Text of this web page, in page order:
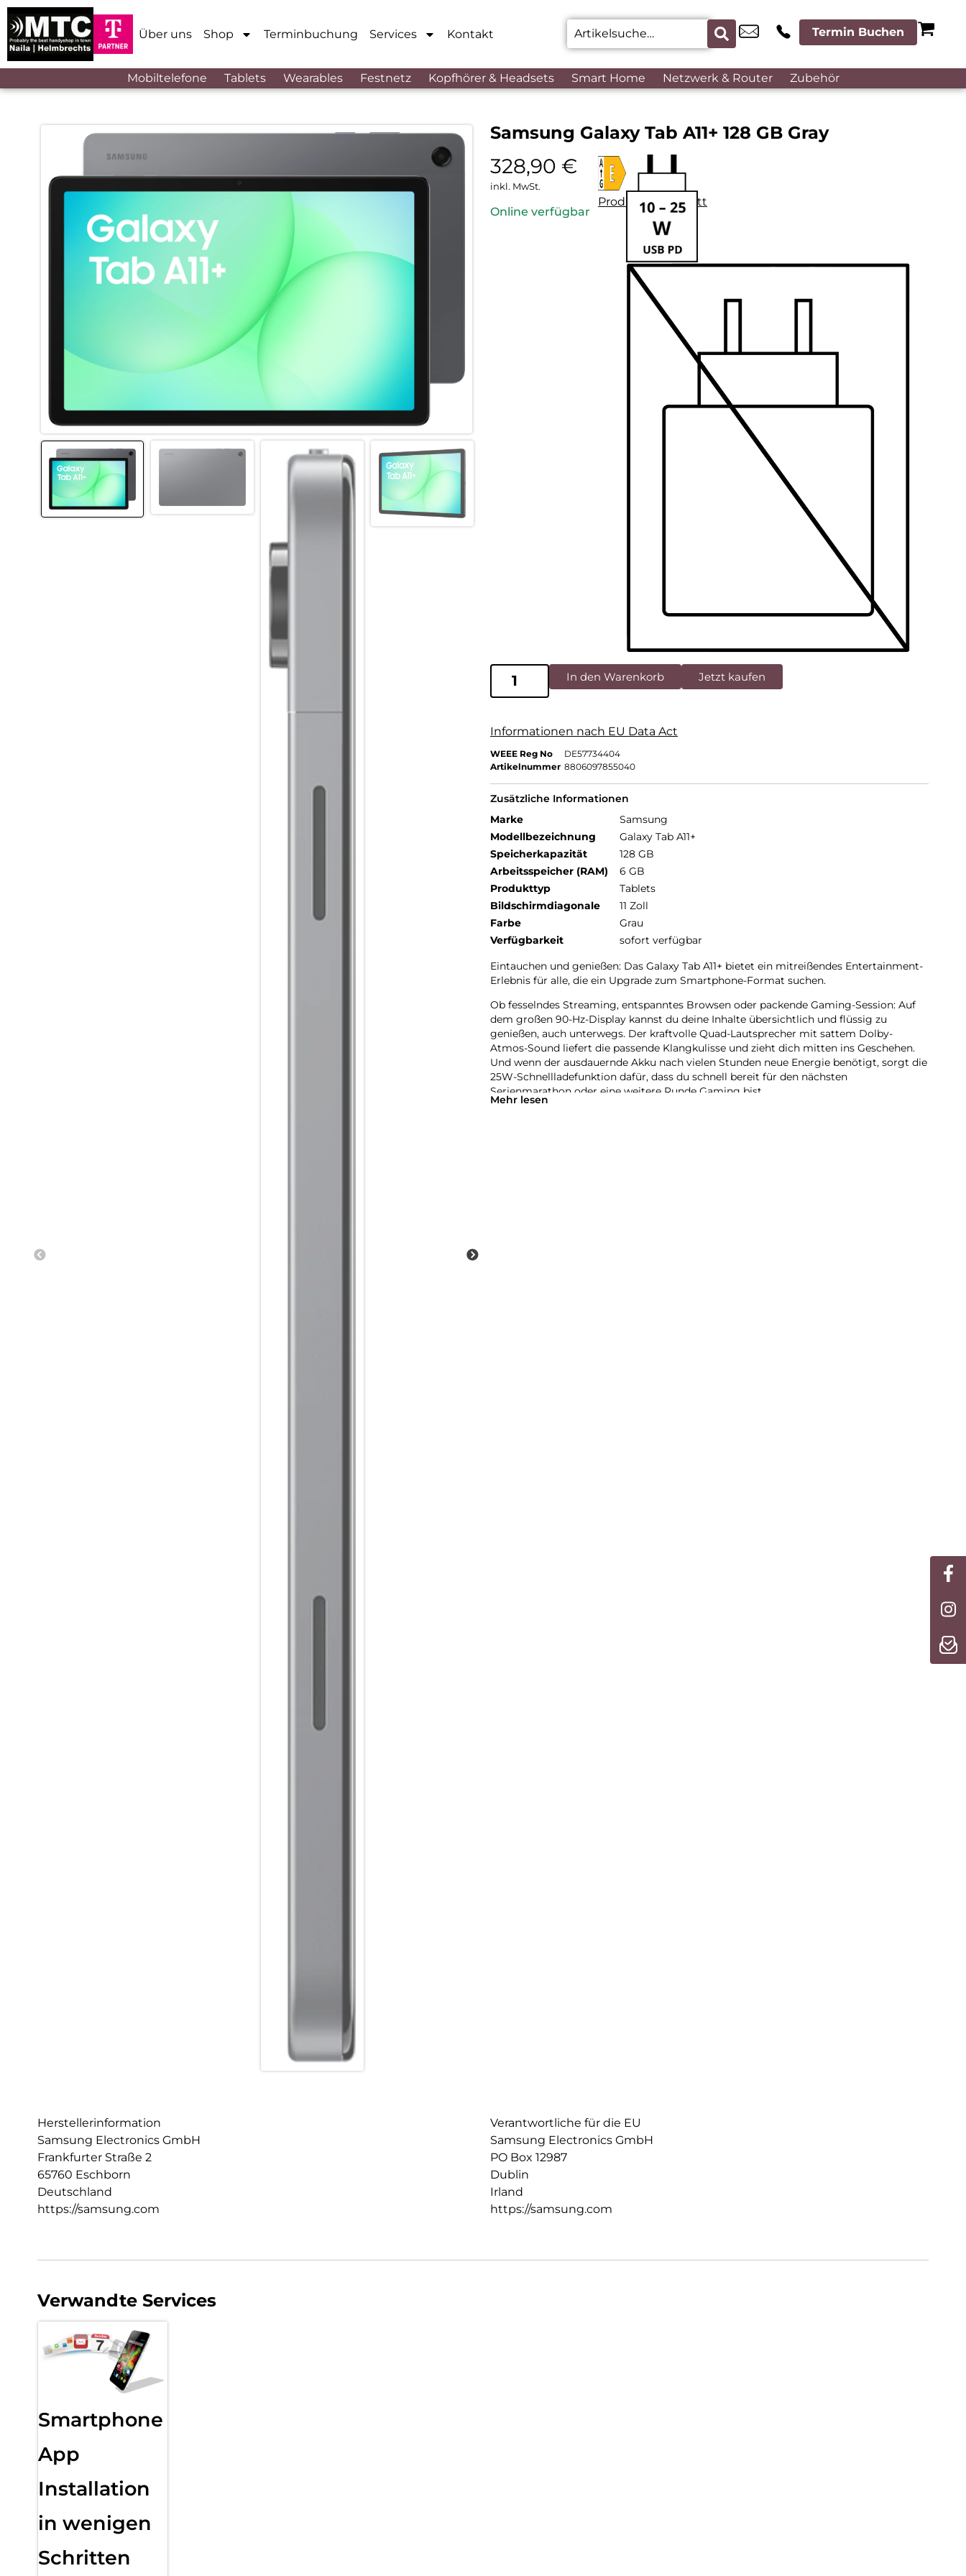
Über uns Shop Terminbuchung Services Kontakt Termin Buchen
Mobiltelefone Tablets Wearables Festnetz Kopfhörer & Headsets Smart Home Netzwerk & Router Zubehör
Samsung Galaxy Tab A11+ 128 GB Gray
328,90 €
inkl. MwSt.
Online verfügbar
Produktdatenblatt
In den Warenkorb Jetzt kaufen
Informationen nach EU Data Act
WEEE Reg No
DE57734404
Artikelnummer 8806097855040
Zusätzliche Informationen
Marke
Samsung
Modellbezeichnung
Galaxy Tab A11+
Speicherkapazität
128 GB
Arbeitsspeicher (RAM)
6 GB
Produkttyp
Tablets
Bildschirmdiagonale
11 Zoll
Farbe
Grau
Verfügbarkeit
sofort verfügbar
Eintauchen und genießen: Das Galaxy Tab A11+ bietet ein mitreißendes Entertainment-
Erlebnis für alle, die ein Upgrade zum Smartphone-Format suchen.
Ob fesselndes Streaming, entspanntes Browsen oder packende Gaming-Session: Auf
dem großen 90-Hz-Display kannst du deine Inhalte übersichtlich und flüssig zu
genießen, auch unterwegs. Der kraftvolle Quad-Lautsprecher mit sattem Dolby-
Atmos-Sound liefert die passende Klangkulisse und zieht dich mitten ins Geschehen.
Und wenn der ausdauernde Akku nach vielen Stunden neue Energie benötigt, sorgt die
25W-Schnellladefunktion dafür, dass du schnell bereit für den nächsten
Serienmarathon oder eine weitere Runde Gaming bist.
Mehr lesen
Herstellerinformation
Samsung Electronics GmbH
Frankfurter Straße 2
65760 Eschborn
Deutschland
https://samsung.com
Verantwortliche für die EU
Samsung Electronics GmbH
PO Box 12987
Dublin
Irland
https://samsung.com
Verwandte Services
Smartphone
App
Installation
in wenigen
Schritten